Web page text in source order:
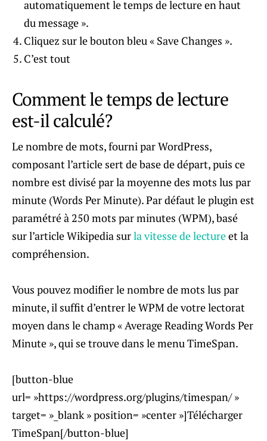
automatiquement le temps de lecture en haut
du message ».
Cliquez sur le bouton bleu « Save Changes ».
C’est tout
Comment le temps de lecture
est-il calculé?
Le nombre de mots, fourni par WordPress,
composant l’article sert de base de départ, puis ce
nombre est divisé par la moyenne des mots lus par
minute (Words Per Minute). Par défaut le plugin est
paramétré à 250 mots par minutes (WPM), basé
sur l’article Wikipedia surla vitesse de lectureet la
compréhension.
Vous pouvez modifier le nombre de mots lus par
minute, il suffit d’entrer le WPM de votre lectorat
moyen dans le champ « Average Reading Words Per
Minute », qui se trouve dans le menu TimeSpan.
[button-blue
url= »https://wordpress.org/plugins/timespan/ »
target= »_blank » position= »center »]Télécharger
TimeSpan[/button-blue]